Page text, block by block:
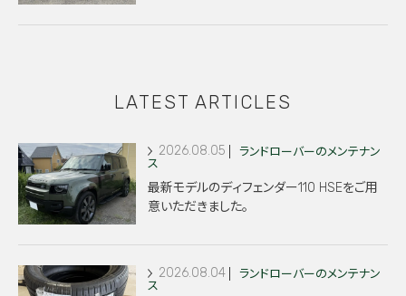
LATEST ARTICLES
2026.08.05
ランドローバーのメンテナン
ス
最新モデルのディフェンダー110 HSEをご用
意いただきました。
2026.08.04
ランドローバーのメンテナン
ス